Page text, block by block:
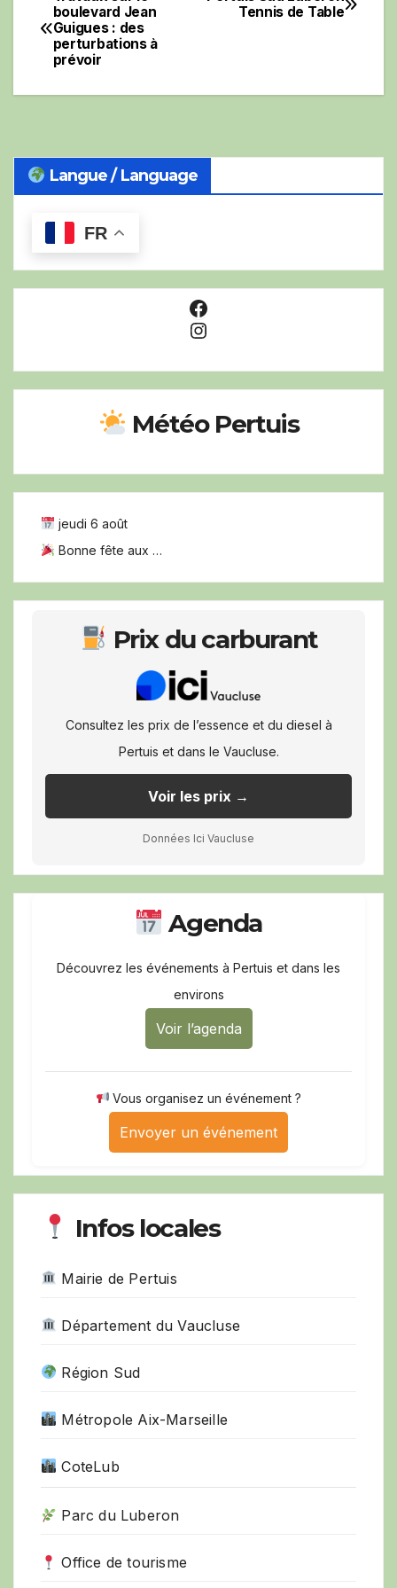
de
l’article
Tennis de Table
boulevard Jean
Guigues : des
perturbations à
prévoir
Langue / Language
FR
Facebook
Instagram
Météo Pertuis
jeudi 6 août
Bonne fête aux …
Prix du carburant
Consultez les prix de l’essence et du diesel à
Pertuis et dans le Vaucluse.
Voir les prix →
Données Ici Vaucluse
Agenda
Découvrez les événements à Pertuis et dans les
environs
Voir l’agenda
Vous organisez un événement ?
Envoyer un événement
Infos locales
Mairie de Pertuis
Département du Vaucluse
Région Sud
Métropole Aix-Marseille
CoteLub
Parc du Luberon
Office de tourisme